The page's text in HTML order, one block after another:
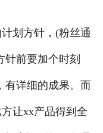
划方针，(粉丝通
针前要加个时刻
有详细的成果。而
让xx产品得到全